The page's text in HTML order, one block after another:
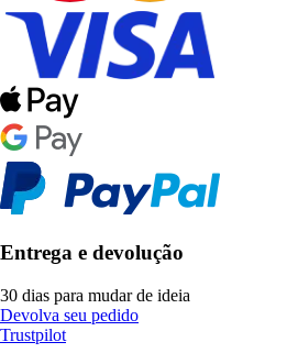
Entrega e devolução
30 dias para mudar de ideia
Devolva seu pedido
Trustpilot